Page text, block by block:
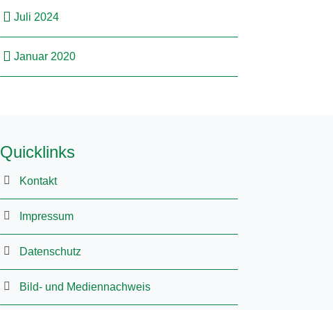
Juli 2024
Januar 2020
Quicklinks
Kontakt
Impressum
Datenschutz
Bild- und Mediennachweis